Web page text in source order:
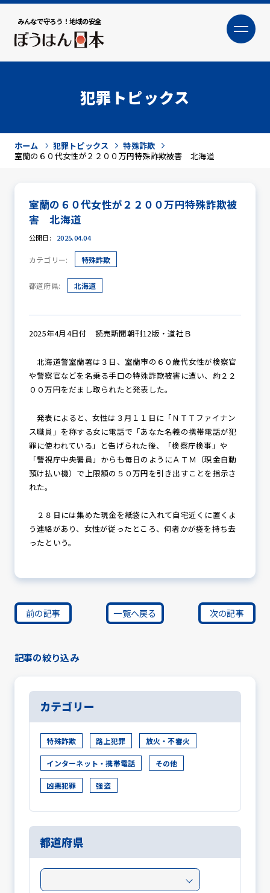
みんなで守ろう！地域の安全
大
防犯活動ニュース
防犯パトロール
防犯セミナー
防犯対策情報
防犯協力会について
犯罪トピックス
ホーム 犯罪トピックス
特殊詐欺
室蘭の６０代女性が２２００万円特殊詐欺被害 北海道
室蘭の６０代女性が２２００万円特殊詐欺被
害 北海道
公開日: 2025.04.04
カテゴリー: 特殊詐欺
都道府県: 北海道
2025年4月4日付 読売新聞朝刊12版・道社Ｂ
北海道警室蘭署は３日、室蘭市の６０歳代女性が検察官
や警察官などを名乗る手口の特殊詐欺被害に遭い、約２２
００万円をだまし取られたと発表した。
発表によると、女性は３月１１日に「ＮＴＴファイナン
ス職員」を称する女に電話で「あなた名義の携帯電話が犯
罪に使われている」と告げられた後、「検察庁検事」や
「警視庁中央署員」からも毎日のようにＡＴＭ（現金自動
預け払い機）で上限額の５０万円を引き出すことを指示さ
れた。
２８日には集めた現金を紙袋に入れて自宅近くに置くよ
う連絡があり、女性が従ったところ、何者かが袋を持ち去
ったという。
前の記事 一覧へ戻る 次の記事
記事の絞り込み
カテゴリー
特殊詐欺 路上犯罪 放火・不審火
インターネット・携帯電話 その他
凶悪犯罪 強盗
都道府県